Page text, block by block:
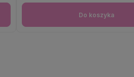
Do koszyka